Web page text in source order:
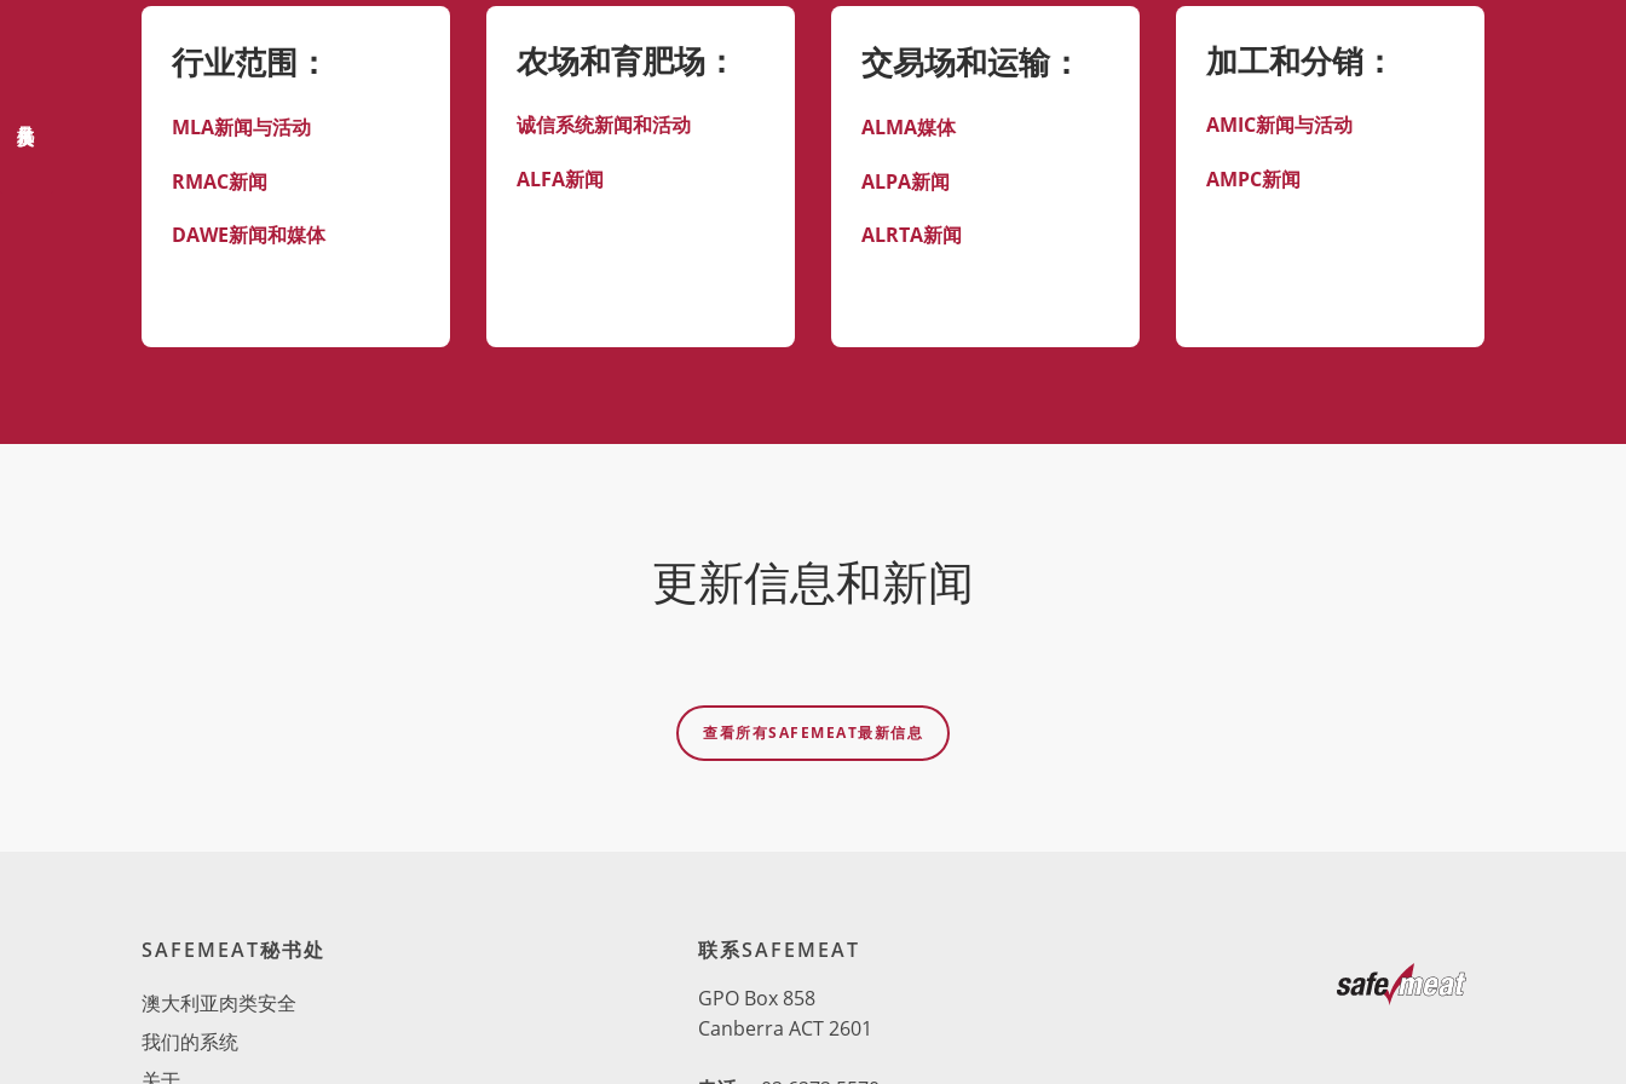
行业范围：
MLA新闻与活动
RMAC新闻
DAWE新闻和媒体
农场和育肥场：
诚信系统新闻和活动
ALFA新闻
交易场和运输：
ALMA媒体
ALPA新闻
ALRTA新闻
加工和分销：
AMIC新闻与活动
AMPC新闻
更新信息和新闻
查看所有SAFEMEAT最新信息
SAFEMEAT秘书处
澳大利亚肉类安全
我们的系统
联系SAFEMEAT
GPO Box 858
Canberra ACT 2601